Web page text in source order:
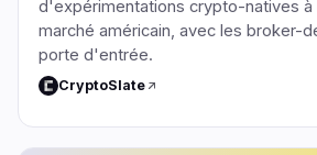
d'expérimentations crypto-natives
marché américain, avec les broker-
porte d'entrée.
CryptoSlate